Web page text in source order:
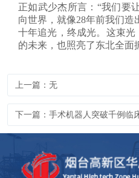
正如武少杰所言：“我们要
向世界，就像28年前我们造
十年追光，终成光。这束
的未来，也照亮了东北全面
上一篇：无
下一篇：手术机器人突破千例临